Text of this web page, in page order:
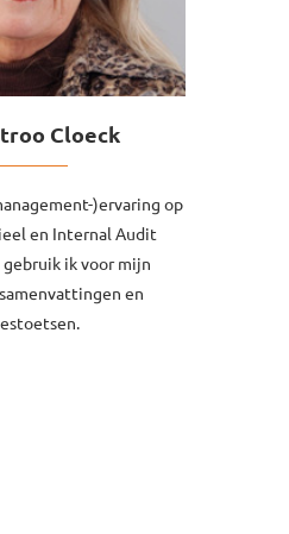
Cloeck
)ervaring op
en Internal Audit
ik voor mijn
en